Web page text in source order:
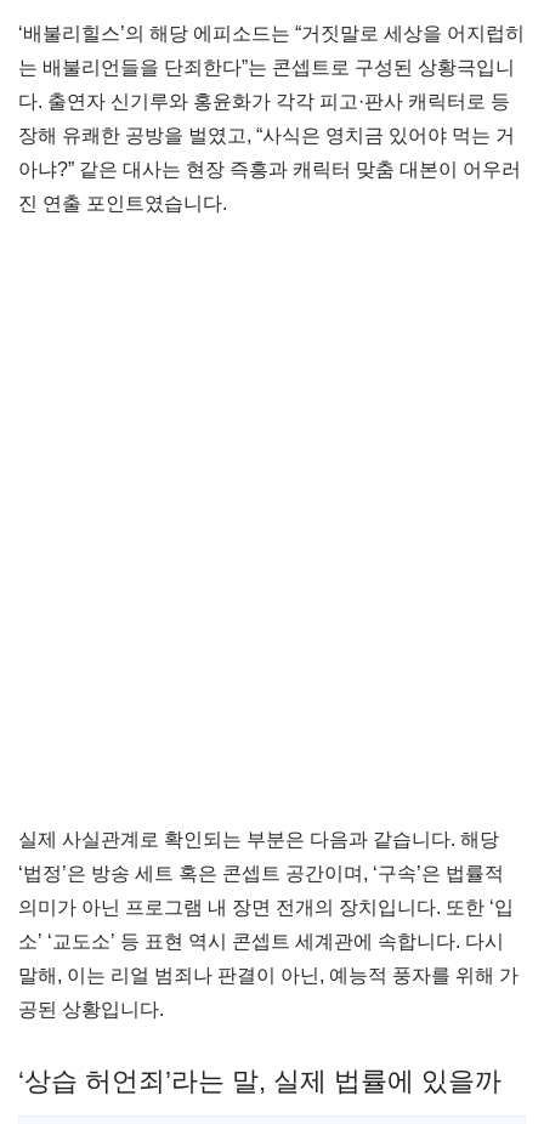
‘배불리힐스’의 해당 에피소드는 “거짓말로 세상을 어지럽히
는 배불리언들을 단죄한다”는 콘셉트로 구성된 상황극입니
다. 출연자 신기루와 홍윤화가 각각 피고·판사 캐릭터로 등
장해 유쾌한 공방을 벌였고, “사식은 영치금 있어야 먹는 거
아냐?” 같은 대사는 현장 즉흥과 캐릭터 맞춤 대본이 어우러
진 연출 포인트였습니다.
실제 사실관계로 확인되는 부분은 다음과 같습니다. 해당
‘법정’은 방송 세트 혹은 콘셉트 공간이며, ‘구속’은 법률적
의미가 아닌 프로그램 내 장면 전개의 장치입니다. 또한 ‘입
소’ ‘교도소’ 등 표현 역시 콘셉트 세계관에 속합니다. 다시
말해, 이는 리얼 범죄나 판결이 아닌, 예능적 풍자를 위해 가
공된 상황입니다.
‘상습 허언죄’라는 말, 실제 법률에 있을까